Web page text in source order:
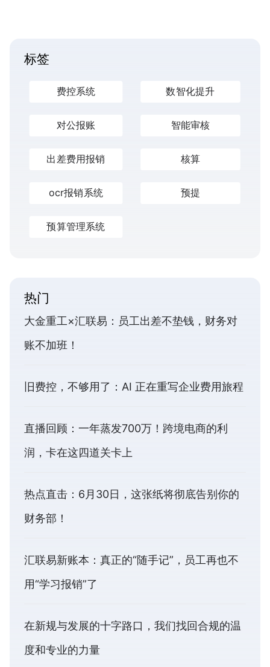
标签
费控系统 数智化提升
对公报账 智能审核
出差费用报销 核算
ocr报销系统 预提
预算管理系统
热门
大金重工×汇联易：员工出差不垫钱，财务对
账不加班！
旧费控，不够用了：AI 正在重写企业费用旅程
直播回顾：一年蒸发700万！跨境电商的利
润，卡在这四道关卡上
热点直击：6月30日，这张纸将彻底告别你的
财务部！
汇联易新账本：真正的“随手记”，员工再也不
用“学习报销”了
在新规与发展的十字路口，我们找回合规的温
度和专业的力量